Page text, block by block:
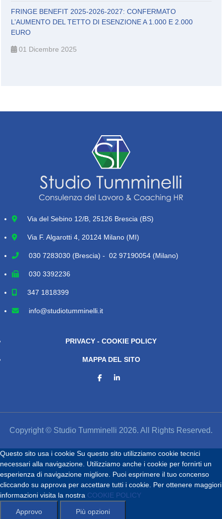
FRINGE BENEFIT 2025-2026-2027: CONFERMATO
L’AUMENTO DEL TETTO DI ESENZIONE A 1.000 E 2.000
EURO
01 Dicembre 2025
Via del Sebino 12/B, 25126 Brescia (BS)
Via F. Algarotti 4, 20124 Milano (MI)
030 7283030 (Brescia) - 02 97190054 (Milano)
030 3392236
347 1818399
info@studiotumminelli.it
PRIVACY - COOKIE POLICY
MAPPA DEL SITO
Copyright © Studio Tumminelli 2026. All Rights Reserved.
Questo sito usa i cookie Su questo sito utilizziamo cookie tecnici
necessari alla navigazione. Utilizziamo anche i cookie per fornirti un
esperienza di navigazione migliore. Puoi esprimere il tuo concenso
cliccando su approva per accettare tutti i cookie. Per ottenere maggiori
informazioni visita la nostra COOKIE POLICY
Approvo Più opzioni